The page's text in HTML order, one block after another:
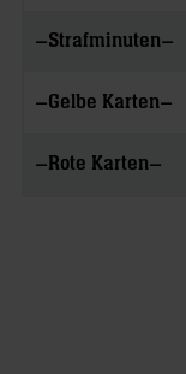
–Strafminuten–
–Gelbe Karten–
–Rote Karten–